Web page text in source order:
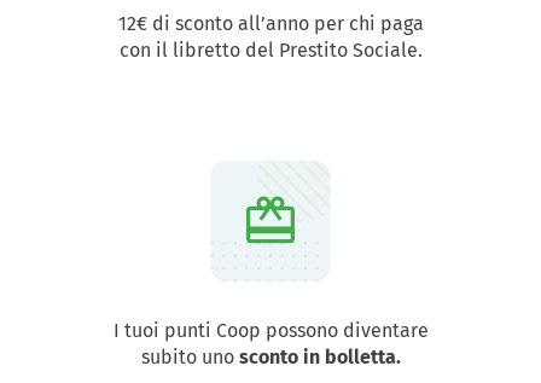
12€ di sconto all’anno per chi paga
con il libretto del Prestito Sociale.
I tuoi punti Coop possono diventare
subito uno sconto in bolletta.